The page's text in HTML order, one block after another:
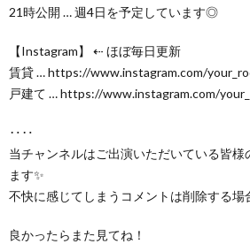
21時公開 … 週4日を予定しています◎
【Instagram】 ⇠ ほぼ毎日更新
賃貸 … https://www.instagram.com/
戸建て … https://www.instagram.com/
‥‥
当チャンネルはご出演いただいている皆
ます✨
不快に感じてしまうコメントは削除する場
良かったらまた見てね！